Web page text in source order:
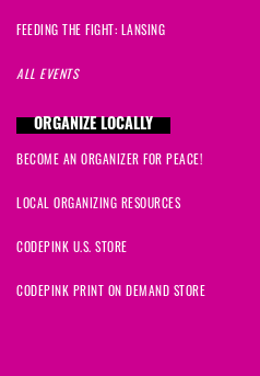
FEEDING THE FIGHT: LANSING
ALL EVENTS
ORGANIZE LOCALLY
BECOME AN ORGANIZER FOR PEACE!
LOCAL ORGANIZING RESOURCES
CODEPINK U.S. STORE
CODEPINK PRINT ON DEMAND STORE